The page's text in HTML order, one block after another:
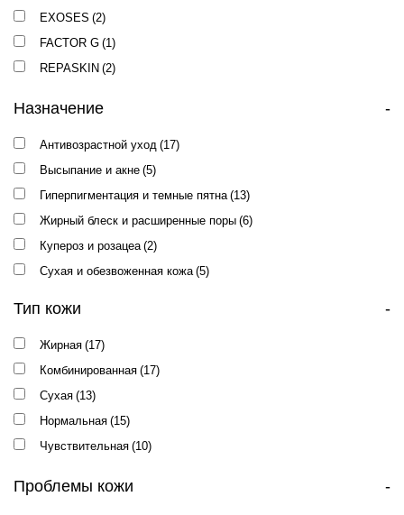
EXOSES (2)
FACTOR G (1)
REPASKIN (2)
Назначение -
Антивозрастной уход (17)
Высыпание и акне (5)
Гиперпигментация и темные пятна (13)
Жирный блеск и расширенные поры (6)
Купероз и розацеа (2)
Сухая и обезвоженная кожа (5)
Тип кожи -
Жирная (17)
Комбинированная (17)
Сухая (13)
Нормальная (15)
Чувствительная (10)
Проблемы кожи -